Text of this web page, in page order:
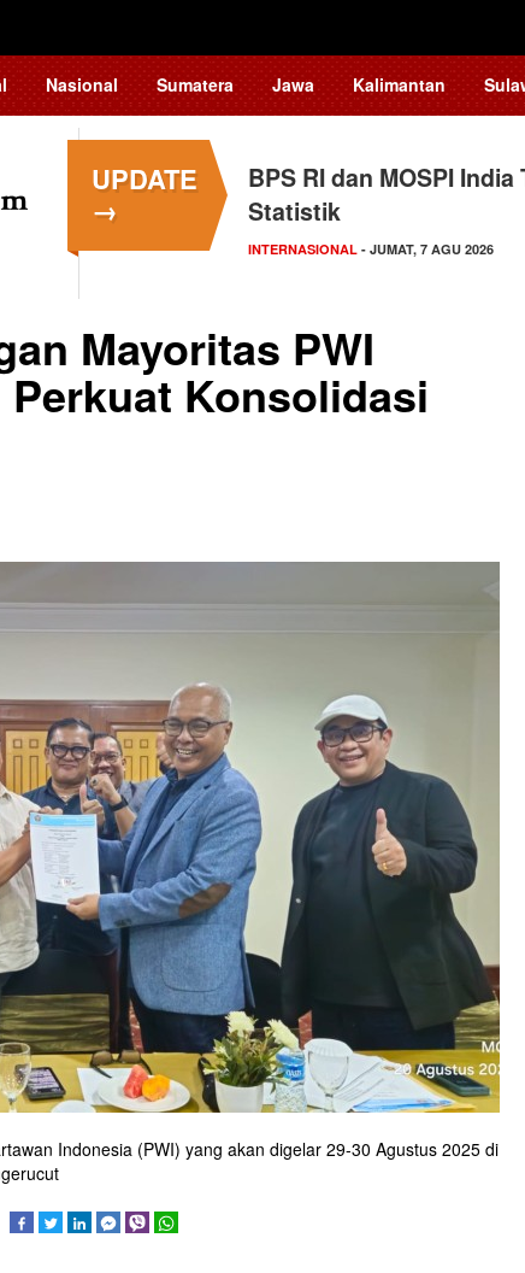
Nasional Sumatera Jawa Kalimantan
UPDATE
→
BPS RI dan MOSPI
Statistik
INTERNASIONAL - JUMAT, 7 AGU 2026
Kapolsek
Mayoritas PWI
Konsolidasi
Indonesia (PWI) yang akan digelar 29-30 Agustus 2025 di